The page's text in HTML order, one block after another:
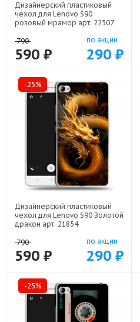
Дизайнерский пластиковый
чехол для Lenovo S90
розовый мрамор арт: 22307
790
590 ₽
по акции
290 ₽
-25%
Дизайнерский пластиковый
чехол для Lenovo S90 Золотой
дракон арт: 21854
790
590 ₽
по акции
290 ₽
-25%